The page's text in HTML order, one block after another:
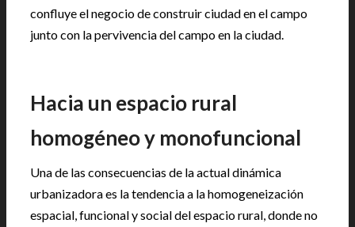
confluye el negocio de construir ciudad en el campo
junto con la pervivencia del campo en la ciudad.
Hacia un espacio rural
homogéneo y monofuncional
Una de las consecuencias de la actual dinámica
urbanizadora es la tendencia a la homogeneización
espacial, funcional y social del espacio rural, donde no